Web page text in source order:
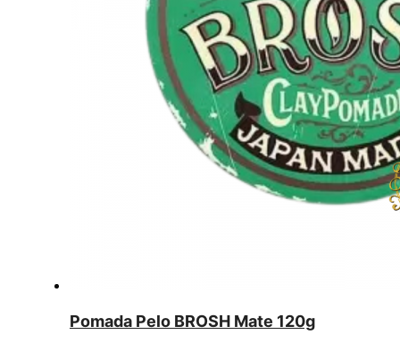
Pomada Pelo BROSH Mate 120g